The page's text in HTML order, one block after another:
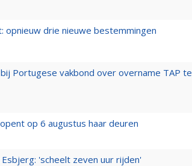
opnieuw drie nieuwe bestemmingen
Portugese vakbond over overname TAP te
op 6 augustus haar deuren
'scheelt zeven uur rijden'